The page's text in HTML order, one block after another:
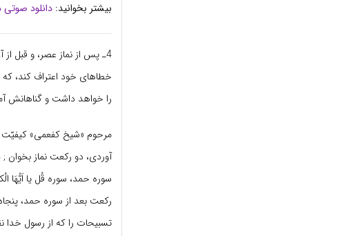
بیشتر بخوانید: دانلود
4ـ پس از نماز عصر، و قبل از
خطاهاى خود اعتراف کند، که
را خواهد داشت و گناهانش
مرحوم «شیخ کفعمى» کیفیّت
آوردى، دو رکعت نماز
سوره حمد، سوره قُل یا اَیُّهَا
رکعت بعد از سوره حمد،
تسبیحات را که از رسول خدا